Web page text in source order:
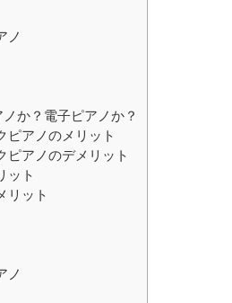
ノ
か？電子ピアノか？
ピアノのメリット
アノのデメリット
ット
リット
ノ